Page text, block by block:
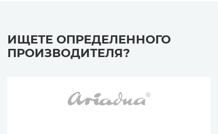
ИЩЕТЕ ОПРЕДЕЛЕННОГО
ПРОИЗВОДИТЕЛЯ?